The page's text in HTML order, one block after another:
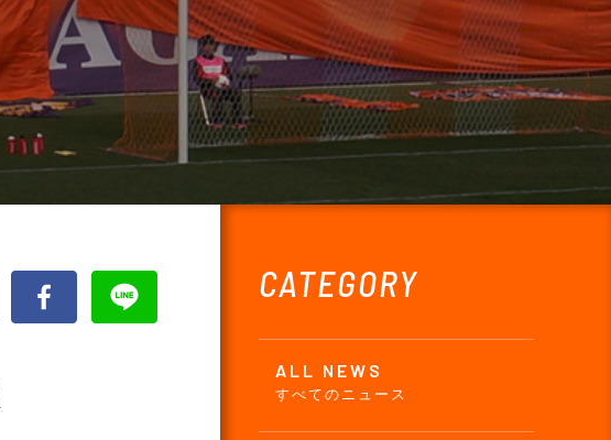
CATEGORY
ALL NEWS
すべてのニュース